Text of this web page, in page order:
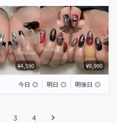
¥4,590 ¥9,990
今日 ◎ 明日 ◎ 明後日 ◎
3 4